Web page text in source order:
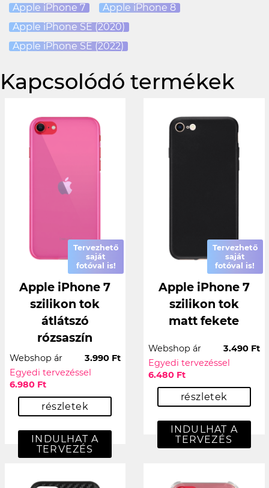
Apple iPhone 7
Apple iPhone 8
Apple iPhone SE (2020)
Apple iPhone SE (2022)
Kapcsolódó termékek
Tervezhető
saját
fotóval is!
Apple iPhone 7
szilikon tok
átlátszó
rózsaszín
Webshop ár
3.990 Ft
Egyedi tervezéssel
6.980 Ft
részletek
INDULHAT A
TERVEZÉS
Tervezhető
saját
fotóval is!
Apple iPhone 7
szilikon tok
matt fekete
Webshop ár
3.490 Ft
Egyedi tervezéssel
6.480 Ft
részletek
INDULHAT A
TERVEZÉS